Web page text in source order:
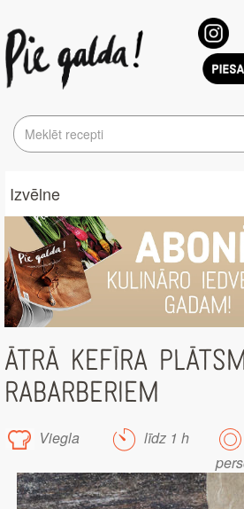
Izvēlne
ĀTRĀ KEFĪRA
RABARBERIEM
Viegla līdz 1 h